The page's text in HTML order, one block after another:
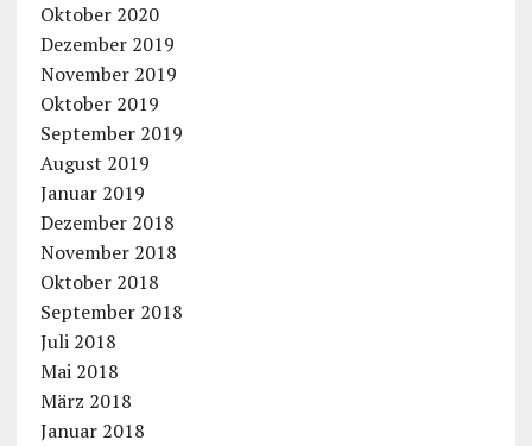
Oktober 2020
Dezember 2019
November 2019
Oktober 2019
September 2019
August 2019
Januar 2019
Dezember 2018
November 2018
Oktober 2018
September 2018
Juli 2018
Mai 2018
März 2018
Januar 2018